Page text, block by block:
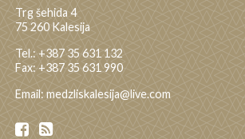
Trg šehida 4
75 260 Kalesija
Tel.: +387 35 631 132
Fax: +387 35 631 990
Email: medzliskalesija@live.com